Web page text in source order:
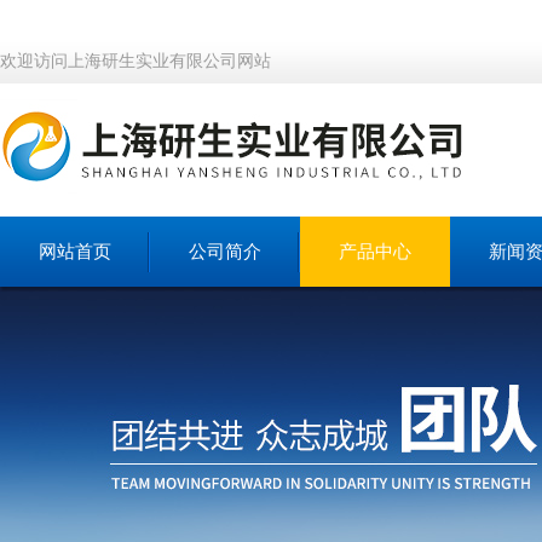
欢迎访问上海研生实业有限公司网站
网站首页 公司简介 产品中心 新闻